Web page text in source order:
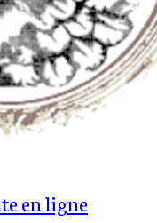
en ligne